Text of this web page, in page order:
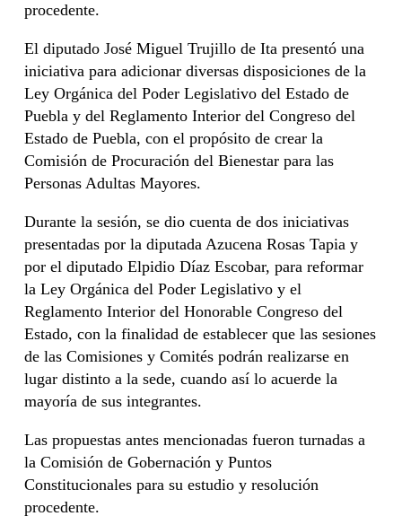
procedente.
El diputado José Miguel Trujillo de Ita presentó una
iniciativa para adicionar diversas disposiciones de la
Ley Orgánica del Poder Legislativo del Estado de
Puebla y del Reglamento Interior del Congreso del
Estado de Puebla, con el propósito de crear la
Comisión de Procuración del Bienestar para las
Personas Adultas Mayores.
Durante la sesión, se dio cuenta de dos iniciativas
presentadas por la diputada Azucena Rosas Tapia y
por el diputado Elpidio Díaz Escobar, para reformar
la Ley Orgánica del Poder Legislativo y el
Reglamento Interior del Honorable Congreso del
Estado, con la finalidad de establecer que las sesiones
de las Comisiones y Comités podrán realizarse en
lugar distinto a la sede, cuando así lo acuerde la
mayoría de sus integrantes.
Las propuestas antes mencionadas fueron turnadas a
la Comisión de Gobernación y Puntos
Constitucionales para su estudio y resolución
procedente.